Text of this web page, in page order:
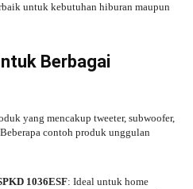
untuk kebutuhan hiburan maupun
Berbagai
yang mencakup tweeter, subwoofer,
contoh produk unggulan
1036ESF: Ideal untuk home